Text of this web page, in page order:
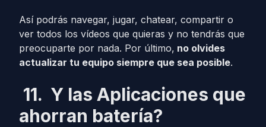
Así podrás navegar, jugar, chatear, compartir o
ver todos los vídeos que quieras y no tendrás que
preocuparte por nada. Por último, no olvides
actualizar tu equipo siempre que sea posible.
11. Y las Aplicaciones que
ahorran batería?